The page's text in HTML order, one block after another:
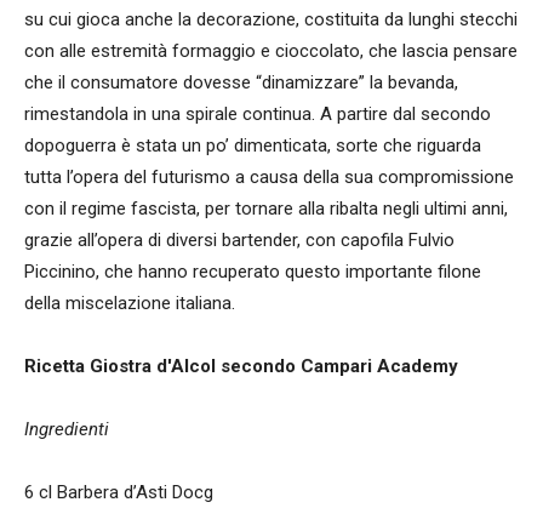
su cui gioca anche la decorazione, costituita da lunghi stecchi
con alle estremità formaggio e cioccolato, che lascia pensare
che il consumatore dovesse “dinamizzare” la bevanda,
rimestandola in una spirale continua. A partire dal secondo
dopoguerra è stata un po’ dimenticata, sorte che riguarda
tutta l’opera del futurismo a causa della sua compromissione
con il regime fascista, per tornare alla ribalta negli ultimi anni,
grazie all’opera di diversi bartender, con capofila Fulvio
Piccinino, che hanno recuperato questo importante filone
della miscelazione italiana.
Ricetta Giostra d'Alcol secondo Campari Academy
Ingredienti
6 cl Barbera d’Asti Docg